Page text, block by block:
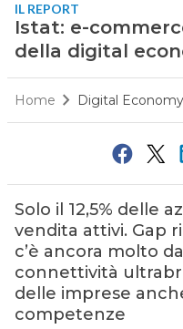
IL REPORT
Istat: e-
della digital
Home Digital Economy
Solo il 12,5% delle
vendita attivi. Gap
c’è ancora molto
connettività
delle imprese
competenze